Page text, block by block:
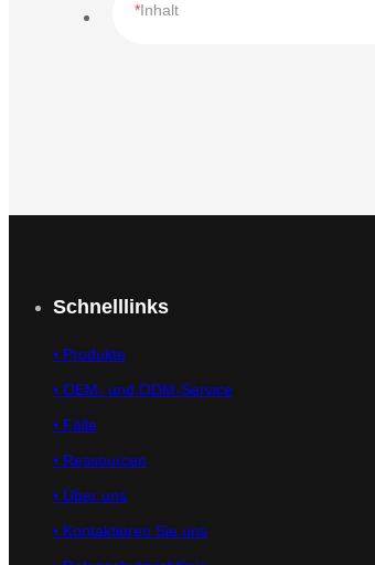
Inhalt
Schnelllinks
• Produkte
• OEM- und ODM-Service
• Fälle
• Ressourcen
• Über uns
• Kontaktieren Sie uns